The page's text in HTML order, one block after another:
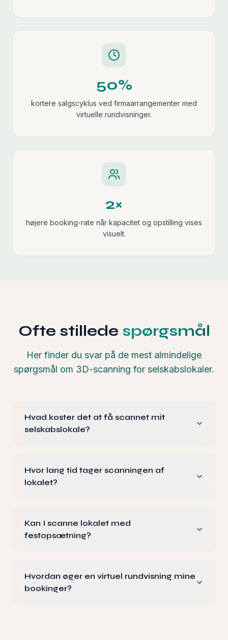
50%
kortere salgscyklus ved firmaarrangementer med
virtuelle rundvisninger.
2×
højere booking-rate når kapacitet og opstilling vises
visuelt.
Ofte stillede spørgsmål
Her finder du svar på de mest almindelige
spørgsmål om 3D-scanning for selskabslokaler.
Hvad koster det at få scannet mit
selskabslokale?
Hvor lang tid tager scanningen af
lokalet?
Kan I scanne lokalet med
festopsætning?
Hvordan øger en virtuel rundvisning mine
bookinger?